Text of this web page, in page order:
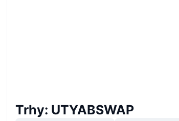
Trhy: UTYABSWAP